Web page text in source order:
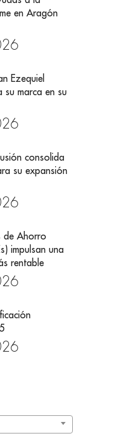
en Aragón
Ezequiel
su marca en su
consolida
su expansión
de Ahorro
impulsan una
rentable